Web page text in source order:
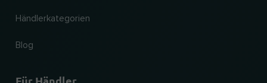
Händlerkategorien
Blog
Für Händler